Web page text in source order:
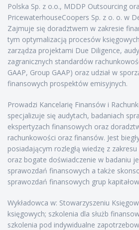
Polska Sp. z o.o., MDDP Outsourcing
PricewaterhouseCoopers Sp. z o. o. w
Zajmuje się doradztwem w zakresie
tym optymalizacją procesów
zarządza projektami Due Diligence,
zagranicznych standardów
GAAP, Group GAAP) oraz udział w
finansowych prospektów emisyjnych.
Prowadzi Kancelarię Finansów i
specjalizuje się audytach, badaniach
ekspertyzach finansowych oraz
rachunkowości oraz finansów. Jest
posiadającym rozległą wiedzę z
oraz bogate doświadczenie w badaniu
sprawozdań finansowych a także
sprawozdań finansowych grup
Wykładowca w: Stowarzyszeniu
księgowych; szkolenia dla służb
szkolenia pod indywidualne